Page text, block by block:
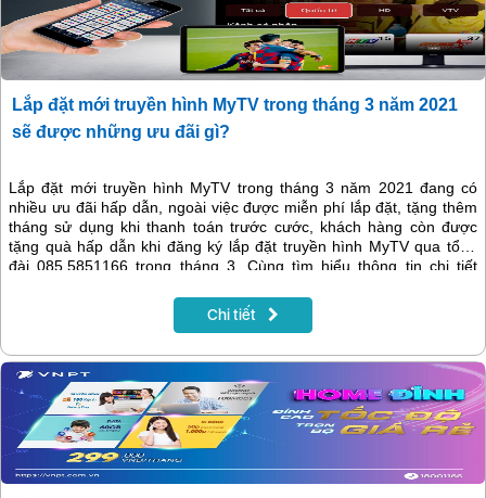
Lắp đặt mới truyền hình MyTV trong tháng 3 năm 2021
sẽ được những ưu đãi gì?
Lắp đặt mới truyền hình MyTV trong tháng 3 năm 2021 đang có
nhiều ưu đãi hấp dẫn, ngoài việc được miễn phí lắp đặt, tặng thêm
tháng sử dụng khi thanh toán trước cước, khách hàng còn được
tặng quà hấp dẫn khi đăng ký lắp đặt truyền hình MyTV qua tổng
đài 085.5851166 trong tháng 3. Cùng tìm hiểu thông tin chi tiết
Chi tiết